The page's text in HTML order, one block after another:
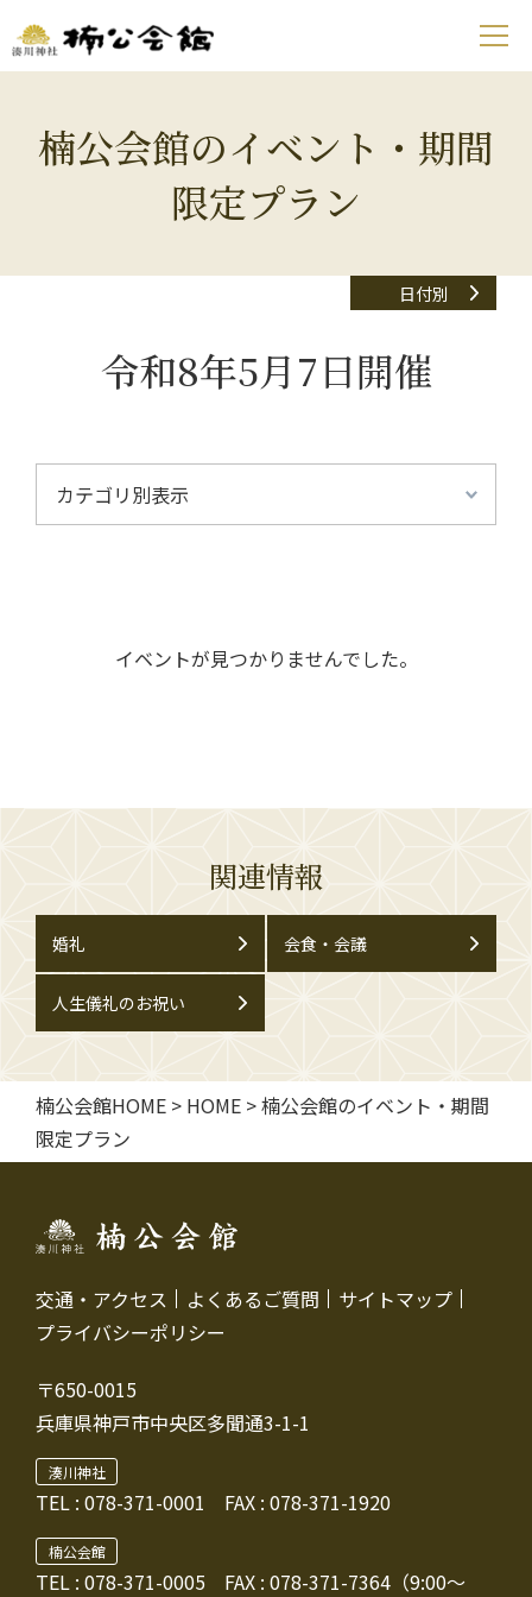
楠公会館のイベント・期間
限定プラン
日付別
令和8年5月7日開催
イベントが見つかりませんでした。
関連情報
婚礼 会食・会議
人生儀礼のお祝い
楠公会館HOME > HOME >楠公会館のイベント・期間
限定プラン
交通・アクセス よくあるご質問
サイトマップ
プライバシーポリシー
〒650-0015
兵庫県神戸市中央区多聞通3-1-1
湊川神社
TEL : 078-371-0001 FAX : 078-371-1920
楠公会館
TEL : 078-371-0005 FAX : 078-371-7364（9:00～